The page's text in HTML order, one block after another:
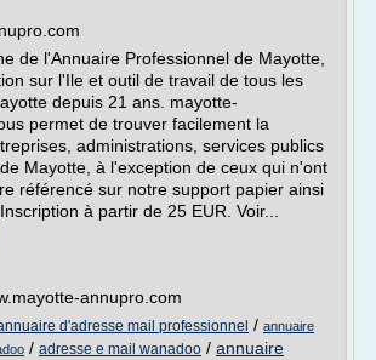
de l'Annuaire Professionnel de Mayotte,
sur l'Ile et outil de travail de tous les
depuis 21 ans. mayotte-
permet de trouver facilement la
administrations, services publics
Mayotte, à l'exception de ceux qui n'ont
référencé sur notre support papier ainsi
à partir de 25 EUR. Voir...
annupro.com
d'adresse mail professionnel / annuaire
/ adresse e mail wanadoo / annuaire